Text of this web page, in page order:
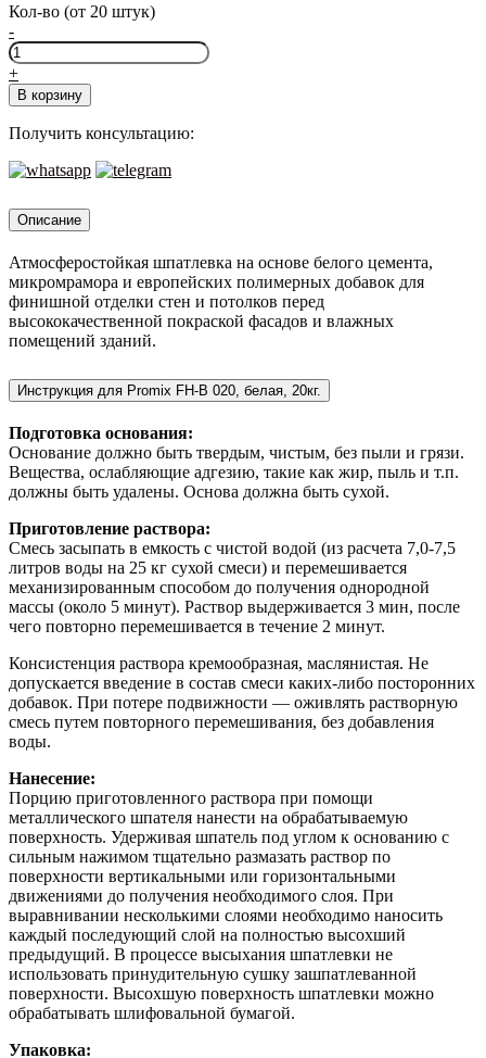
Кол-во (от 20 штук)
-
Количество
товара
Promix
FH-
B
белая,
+
В корзину
Получить консультацию:
Описание
Атмосферостойкая шпатлевка на основе белого цемента,
микромрамора и европейских полимерных добавок для
финишной отделки стен и потолков перед
высококачественной покраской фасадов и влажных
помещений зданий.
Инструкция для Promix FH-B 020, белая, 20кг.
Подготовка основания:
Основание должно быть твердым, чистым, без пыли и грязи.
Вещества, ослабляющие адгезию, такие как жир, пыль и т.п.
должны быть удалены. Основа должна быть сухой.
Приготовление раствора:
Смесь засыпать в емкость с чистой водой (из расчета 7,0-7,5
литров воды на 25 кг сухой смеси) и перемешивается
механизированным способом до получения однородной
массы (около 5 минут). Раствор выдерживается 3 мин, после
чего повторно перемешивается в течение 2 минут.
Консистенция раствора кремообразная, маслянистая. Не
допускается введение в состав смеси каких-либо посторонних
добавок. При потере подвижности — оживлять растворную
смесь путем повторного перемешивания, без добавления
воды.
Нанесение:
Порцию приготовленного раствора при помощи
металлического шпателя нанести на обрабатываемую
поверхность. Удерживая шпатель под углом к основанию с
сильным нажимом тщательно размазать раствор по
поверхности вертикальными или горизонтальными
движениями до получения необходимого слоя. При
выравнивании несколькими слоями необходимо наносить
каждый последующий слой на полностью высохший
предыдущий. В процессе высыхания шпатлевки не
использовать принудительную сушку зашпатлеванной
поверхности. Высохшую поверхность шпатлевки можно
обрабатывать шлифовальной бумагой.
Упаковка: